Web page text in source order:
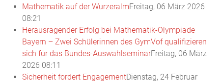
Mathematik auf der WurzeralmFreitag, 06 März 2026
08:21
Herausragender Erfolg bei Mathematik-Olympiade
Bayern – Zwei Schülerinnen des GymVof qualifizieren
sich für das Bundes-AuswahlseminarFreitag, 06 März
2026 08:11
Sicherheit fordert EngagementDienstag, 24 Februar